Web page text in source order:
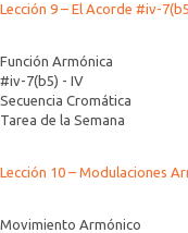
Lección 9 – El Acorde #iv-
Función Armónica
#iv-7(b5) - IV
Secuencia Cromática
Tarea de la Semana
Lección 10 – Modulaciones
Movimiento Armónico